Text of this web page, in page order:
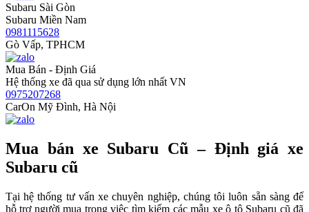
Subaru Sài Gòn
Subaru Miền Nam
0981115628
Gò Vấp, TPHCM
Mua Bán - Định Giá
Hệ thống xe đã qua sử dụng lớn nhất VN
0975207268
CarOn Mỹ Đình, Hà Nội
Mua bán xe Subaru Cũ – Định giá xe
Subaru cũ
Tại hệ thống tư vấn xe chuyên nghiệp, chúng tôi luôn sẵn sàng để
hỗ trợ người mua trong việc tìm kiếm các mẫu xe ô tô Subaru cũ đã